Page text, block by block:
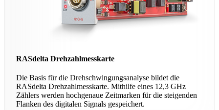
RASdelta Drehzahlmesskarte
Die Basis für die Drehschwingungsanalyse bildet die
RASdelta Drehzahlmesskarte. Mithilfe eines 12,3 GHz
Zählers werden hochgenaue Zeitmarken für die steigenden
Flanken des digitalen Signals gespeichert.